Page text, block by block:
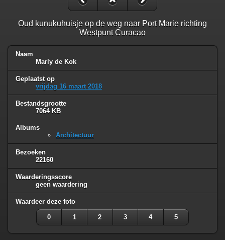
Oud kunukuhuisje op de weg naar Port Marie richting
Westpunt Curacao
Naam
Marly de Kok
Geplaatst op
vrijdag 16 maart 2018
Bestandsgrootte
7064 KB
Albums
Architectuur
Bezoeken
22160
Waarderingsscore
geen waardering
Waardeer deze foto
0 1 2 3 4 5